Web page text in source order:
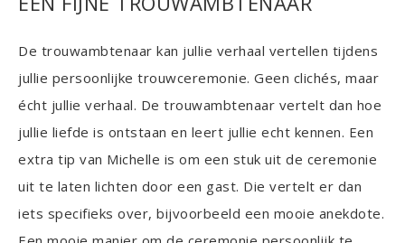
De trouwambtenaar kan jullie verhaal vertellen tijdens
jullie persoonlijke trouwceremonie. Geen clichés, maar
écht jullie verhaal. De trouwambtenaar vertelt dan hoe
jullie liefde is ontstaan en leert jullie echt kennen. Een
extra tip van Michelle is om een stuk uit de ceremonie
uit te laten lichten door een gast. Die vertelt er dan
iets specifieks over, bijvoorbeeld een mooie anekdote.